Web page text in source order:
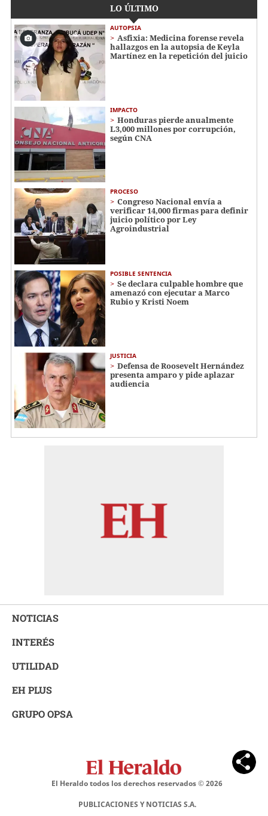
LO ÚLTIMO
AUTOPSIA
Asfixia: Medicina forense revela
hallazgos en la autopsia de Keyla
Martínez en la repetición del juicio
IMPACTO
Honduras pierde anualmente
L3,000 millones por corrupción,
según CNA
PROCESO
Congreso Nacional envía a
verificar 14,000 firmas para definir
juicio político por Ley
Agroindustrial
POSIBLE SENTENCIA
Se declara culpable hombre que
amenazó con ejecutar a Marco
Rubio y Kristi Noem
JUSTICIA
Defensa de Roosevelt Hernández
presenta amparo y pide aplazar
audiencia
NOTICIAS
INTERÉS
UTILIDAD
EH PLUS
GRUPO OPSA
El Heraldo todos los derechos reservados ©2026
PUBLICACIONES Y NOTICIAS S.A.